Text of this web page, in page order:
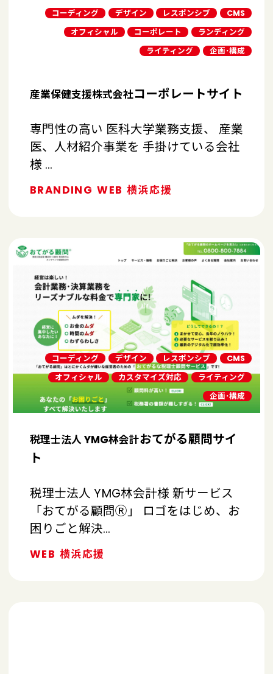
コーディング デザイン レスポンシブ
CMS
オフィシャル
コーポレート
ランディング
ライティング
企画･構成
産業保健支援株式会社コーポレートサイト
専門性の高い 医科大学業務支援、 産業
医、人材紹介事業を 手掛けている会社
様 …
BRANDING WEB 横浜応援
コーディング デザイン レスポンシブ
CMS
オフィシャル
カスタマイズ対応
ライティング
企画･構成
税理士法人 YMG林会計おてがる顧問サイ
ト
税理士法人 YMG林会計様 新サービス
「おてがる顧問Ⓡ」 ロゴをはじめ、お
困りごと解決…
WEB 横浜応援